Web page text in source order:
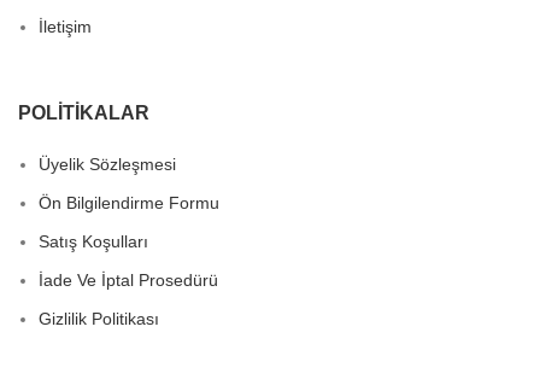
İletişim
POLITIKALAR
Üyelik Sözleşmesi
Ön Bilgilendirme Formu
Satış Koşulları
İade Ve İptal Prosedürü
Gizlilik Politikası